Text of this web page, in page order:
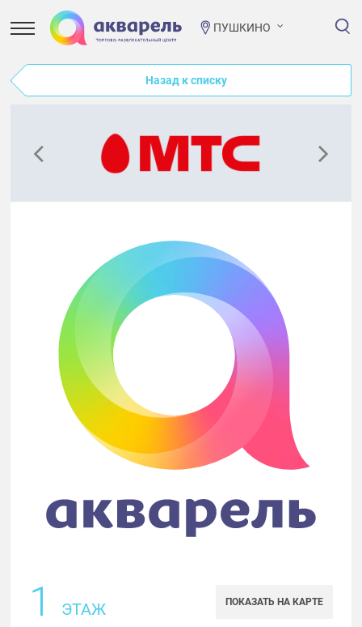
ПУШКИНО
Назад к списку
1 ЭТАЖ ПОКАЗАТЬ НА КАРТЕ